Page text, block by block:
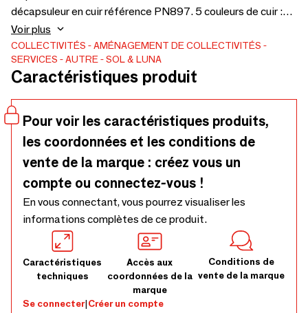
décapsuleur en cuir référence PN897. 5 couleurs de cuir :
naturel, marron, noir, rouge et orange
Voir plus
COLLECTIVITÉS
AMÉNAGEMENT DE COLLECTIVITÉS
SERVICES
AUTRE SOL & LUNA
Caractéristiques produit
Pour voir les caractéristiques produits,
les coordonnées et les conditions de
vente de la marque : créez vous un
compte ou connectez-vous !
En vous connectant, vous pourrez visualiser les
informations complètes de ce produit.
Caractéristiques
techniques
Accès aux
coordonnées de la
marque
Conditions de
vente de la marque
Se connecter|Créer un compte